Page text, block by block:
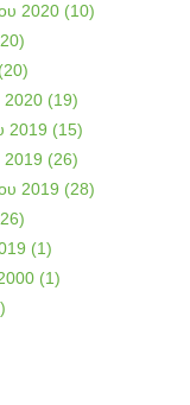
2020 (10)
2020 (19)
2019 (15)
2019 (26)
2019 (28)
(1)
(1)